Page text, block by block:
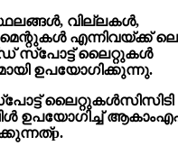
വില്ലകൾ,
എന്നിവയ്ക്ക്
സ്പോട്ട് ലൈറ്റുകൾ
ഉപയോഗിക്കുന്നു.
ലൈറ്റുകൾസിസിടി
ഉപയോഗിച്ച് ആകാം
p.